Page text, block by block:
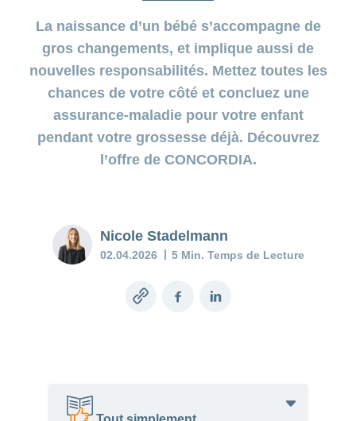
Inconforts
pendant
grossesse
diagnostic
post-
quand le
moral
flanche
Baby
blues:
enfant
Prestations
et prises
en charge
La naissance d’un bébé s’accompagne de
gros changements, et implique aussi de
nouvelles responsabilités. Mettez toutes les
chances de votre côté et concluez une
assurance-maladie pour votre enfant
pendant votre grossesse déjà. Découvrez
l’offre de CONCORDIA.
Nicole Stadelmann
02.04.2026 5 Min. Temps de Lecture
Copy
FacebookLinkedIn